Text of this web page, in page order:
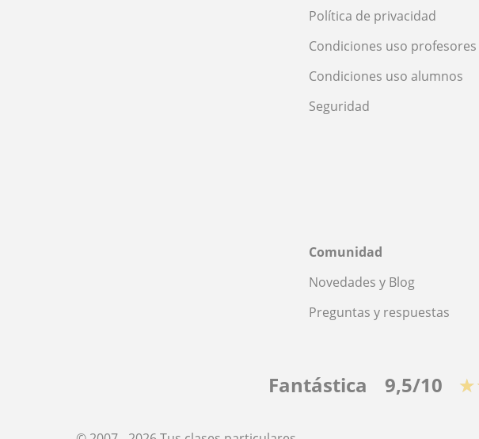
Política de privacidad
Condiciones uso profesores
Condiciones uso alumnos
Seguridad
Comunidad
Novedades y Blog
Preguntas y respuestas
Fantástica 9,5/10